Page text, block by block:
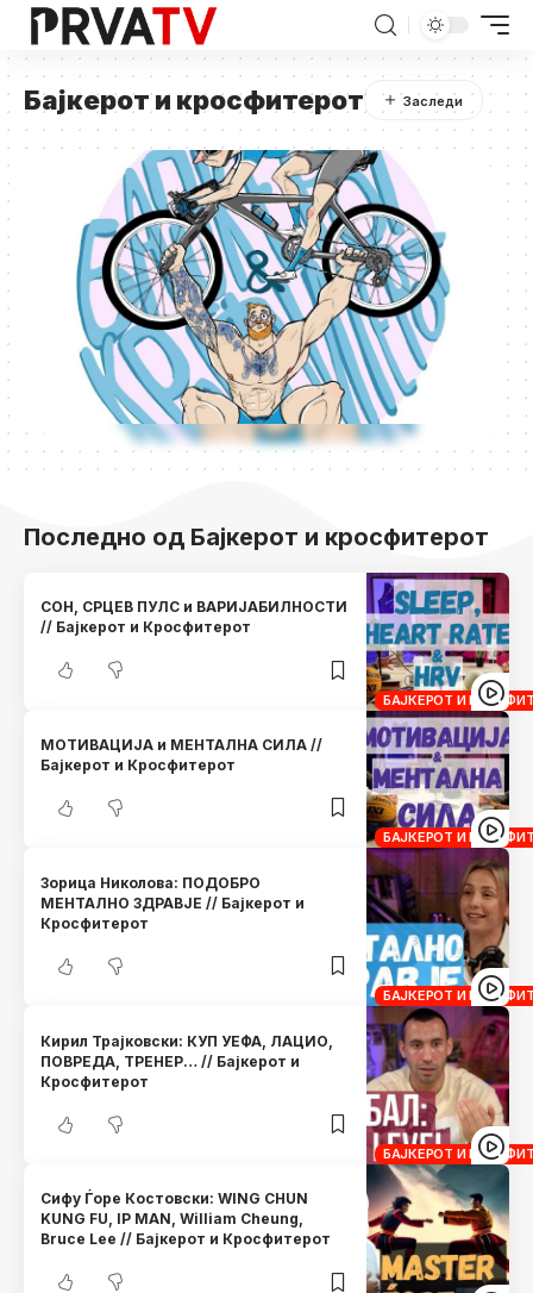
Бајкерот и кросфитерот
Последно од Бајкерот и кросфитерот
БАЈКЕРОТ И
СОН, СРЦЕВ ПУЛС и ВАРИЈАБИЛНОСТИ
// Бајкерот и Кросфитерот
БАЈКЕРОТ И
МОТИВАЦИЈА и МЕНТАЛНА СИЛА //
Бајкерот и Кросфитерот
БАЈКЕРОТ И
Зорица Николова: ПОДОБРО
МЕНТАЛНО ЗДРАВЈЕ // Бајкерот и
Кросфитерот
БАЈКЕРОТ И
Кирил Трајковски: КУП УЕФА, ЛАЦИО,
ПОВРЕДА, ТРЕНЕР… // Бајкерот и
Кросфитерот
Сифу Ѓоре Костовски: WING CHUN
KUNG FU, IP MAN, William Cheung,
Bruce Lee // Бајкерот и Кросфитерот